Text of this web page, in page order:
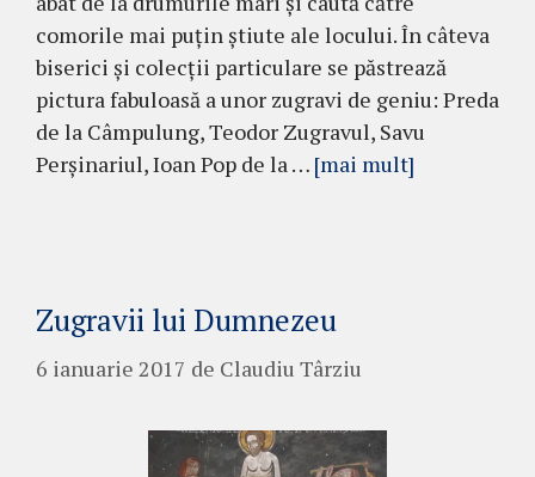
comorile mai puțin știute ale locului. În câteva
biserici și colecții particulare se păstrează
pictura fabuloasă a unor zugravi de geniu: Preda
de la Câmpulung, Teodor Zugravul, Savu
Perșinariul, Ioan Pop de la … [mai mult]
Zugravii lui Dumnezeu
6 ianuarie 2017 de Claudiu Târziu